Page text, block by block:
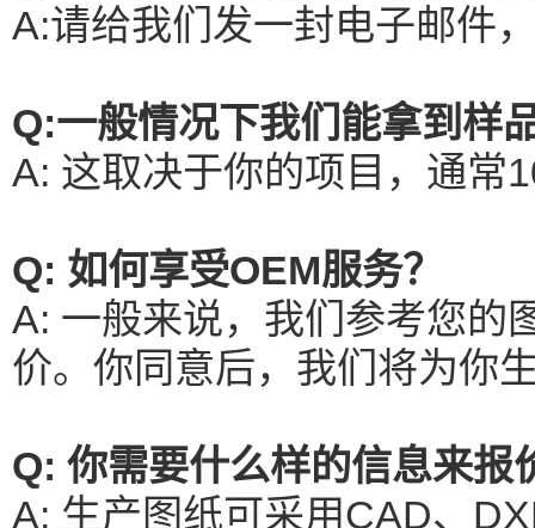
A:请给我们发一封电子邮件
Q:一般情况下我们能拿到样
A: 这取决于你的项目，通常
Q: 如何享受OEM服务？
A: 一般来说，我们参考您的
价。你同意后，我们将为你
Q: 你需要什么样的信息来报
A: 生产图纸可采用CAD、